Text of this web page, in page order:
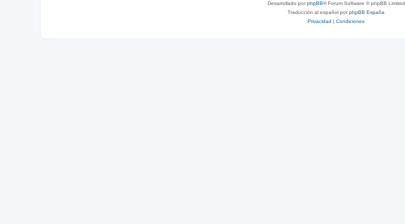
Desarrollado porphpBB® Forum Software © phpBB Limited
Traducción al español porphpBB España
Privacidad | Condiciones